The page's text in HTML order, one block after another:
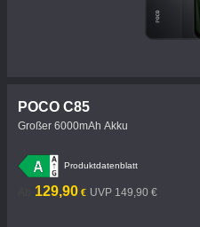
POCO C85
Großer 6000mAh Akku
Produktdatenblatt
129,90 €
Current Price €129.9UVP 149,90 €
UVP 149,90 €